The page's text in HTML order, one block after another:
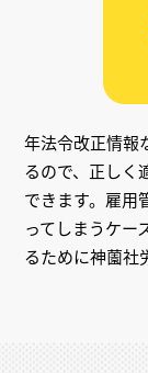
年法令改正情報
るので、正しく
できます。雇用
ってしまうケー
るために神薗社